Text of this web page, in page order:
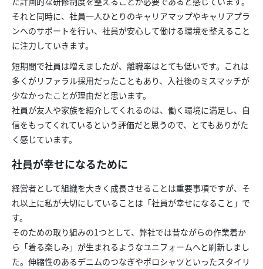
それと同時に、社員一人ひとりのキャリアマップやキャリアプラ
ンへのサポートを行い、社員が安心して働ける環境を整えること
に注力していきます。
短期間で社員は増えましたが、離職率はとても低いです。これは
多くがリファラル採用だったこともあり、入社後のミスマッチが
少なかったことが理由だと思います。
社員が友人や家族を紹介してくれるのは、働く環境に満足し、自
信をもってくれているという評価だと思うので、とてもありがた
く感じています。
社員が幸せになるために
経営者として組織を大きく成長させることは重要事項ですが、そ
れ以上に私が大切にしていることは「社員が幸せになること」で
す。
そのための取り組みの1つとして、弊社では昔ながらの作業着か
ら「着る楽しみ」が生まれるようなユニフォームへと刷新しまし
た。伸縮性のあるデニムのつなぎやポロシャツといったスタイリ